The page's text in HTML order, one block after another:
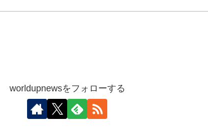
worldupnewsをフォローする